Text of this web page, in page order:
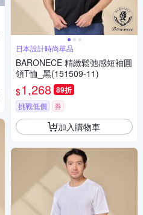
日本設計時尚單品
BARONECE 精緻鬆弛感短袖圓
領T恤_黑(151509-11)
$1,268 89折
挑戰低價 券
加入購物車